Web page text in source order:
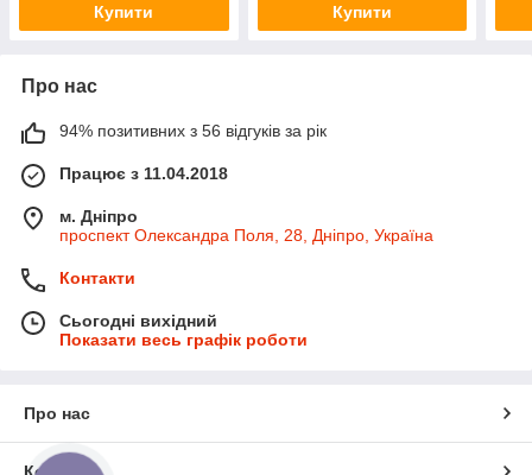
Купити Купити
Про нас
94% позитивних з 56 відгуків за рік
Працює з 11.04.2018
м. Дніпро
проспект Олександра Поля, 28, Дніпро, Україна
Контакти
Сьогодні вихідний
Показати весь графік роботи
Про нас